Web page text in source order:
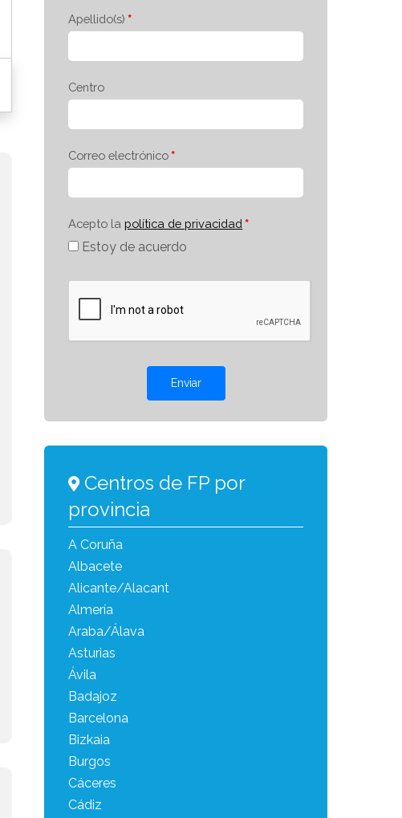
Apellido(s)
Centro
Correo electrónico
Acepto la política de privacidad
Estoy de acuerdo
Enviar
Centros de FP por
provincia
A Coruña
Albacete
Alicante/Alacant
Almería
Araba/Álava
Asturias
Ávila
Badajoz
Barcelona
Bizkaia
Burgos
Cáceres
Cádiz